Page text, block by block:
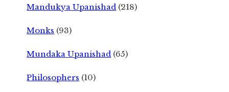
Mandukya Upanishad (218)
Monks (93)
Mundaka Upanishad (65)
Philosophers (10)